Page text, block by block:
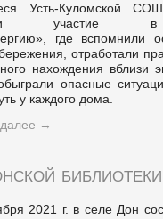
Усть-Куломской
участие в
где вспомнили
отработали
нахождения вблизи
опасные
у каждого дома.
→
библиотеки
2021 г. в селе Дон